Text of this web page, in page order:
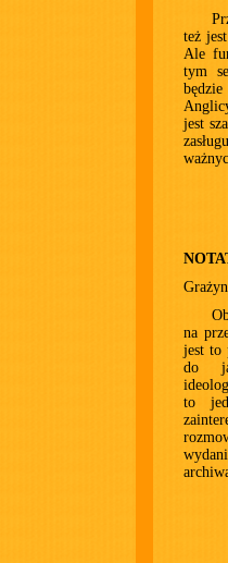
też
Ale
tym
jest
na
jest to
do
to